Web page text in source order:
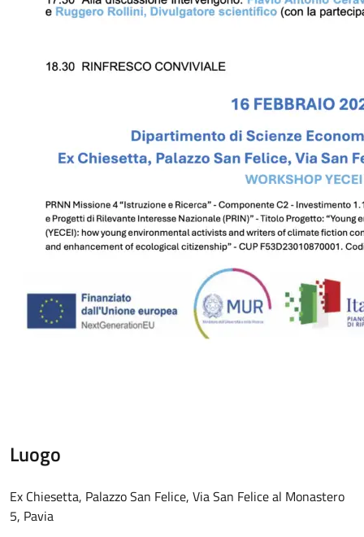
Luogo
Ex Chiesetta, Palazzo San Felice, Via San Felice al Monastero
5, Pavia